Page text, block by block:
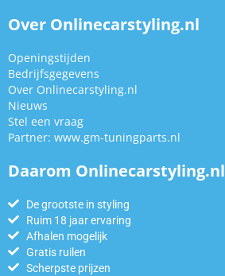
Over Onlinecarstyling.nl
Openingstijden
Bedrijfsgegevens
Over Onlinecarstyling.nl
Nieuws
Stel een vraag
Partner: www.gm-tuningparts.nl
Daarom Onlinecarstyling.nl
De grootste in styling
Ruim 18 jaar ervaring
Afhalen mogelijk
Gratis ruilen
Scherpste prijzen